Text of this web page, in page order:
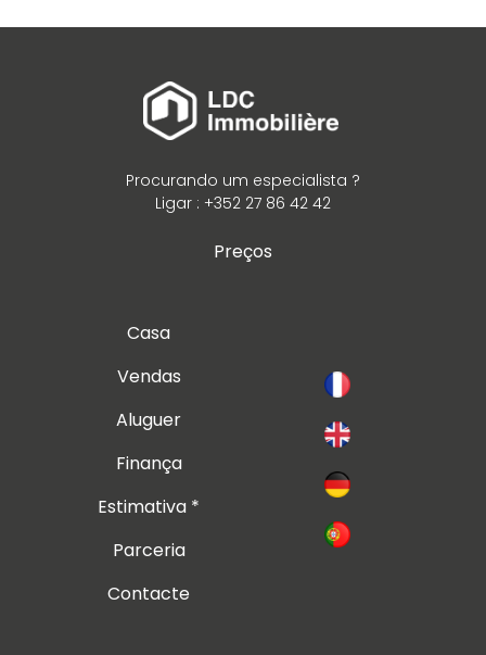
Procurando um especialista ?
Ligar : +352 27 86 42 42
Preços
Casa
Vendas
Aluguer
Finança
Estimativa *
Parceria
Contacte